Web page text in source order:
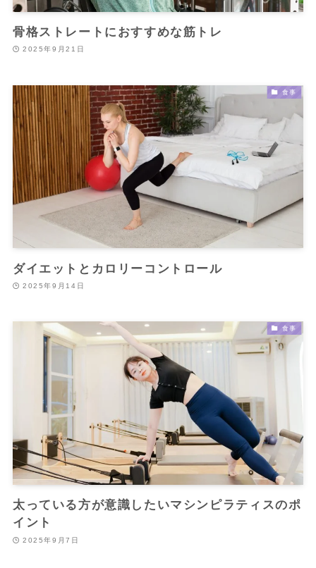
骨格ストレートにおすすめな筋トレ
2025年9月21日
食事
ダイエットとカロリーコントロール
2025年9月14日
食事
太っている方が意識したいマシンピラティスのポ
イント
2025年9月7日